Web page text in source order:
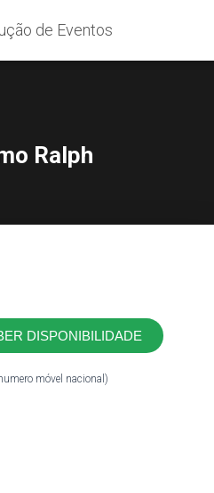
Ralph
DISPONIBILIDADE
móvel nacional)